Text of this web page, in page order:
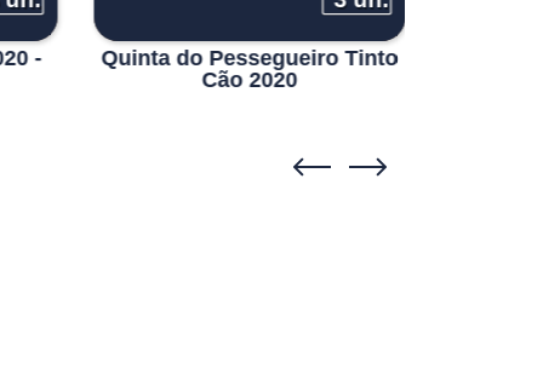
-
Quinta do Pessegueiro Tinto
Cão 2020